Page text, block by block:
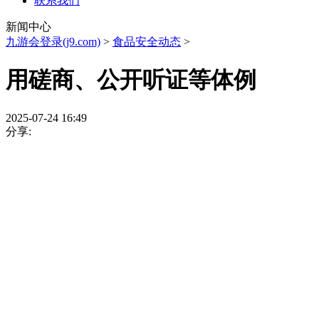
新闻中心
九游会登录(j9.com) > 食品安全动态 >
用磋商、公开听证等体例
2025-07-24 16:49
分享: